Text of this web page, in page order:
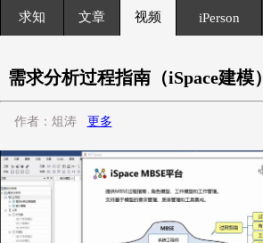
求知 文章 视频 iPerson
需求分析过程指南（iSpace建模）
作者：俎涛 更多